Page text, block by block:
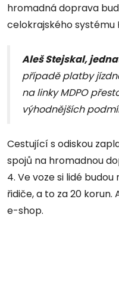
hromadná doprava
celokrajského systému
Aleš Stejskal,
případě platby
na linky MDPO
výhodnějších
Cestující s odiskou
spojů na hromadnou
4. Ve voze si lidé
řidiče, a to za 20 korun.
e-shop.